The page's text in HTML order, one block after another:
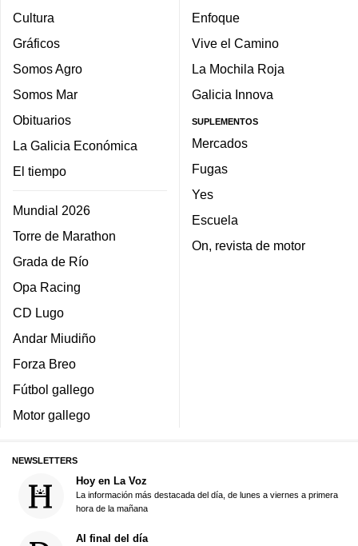
Cultura
Gráficos
Somos Agro
Somos Mar
Obituarios
La Galicia Económica
El tiempo
Mundial 2026
Torre de Marathon
Grada de Río
Opa Racing
CD Lugo
Andar Miudiño
Forza Breo
Fútbol gallego
Motor gallego
Enfoque
Vive el Camino
La Mochila Roja
Galicia Innova
SUPLEMENTOS
Mercados
Fugas
Yes
Escuela
On, revista de motor
NEWSLETTERS
Hoy en La Voz
La información más destacada del día, de lunes a viernes a primera
hora de la mañana
Al final del día